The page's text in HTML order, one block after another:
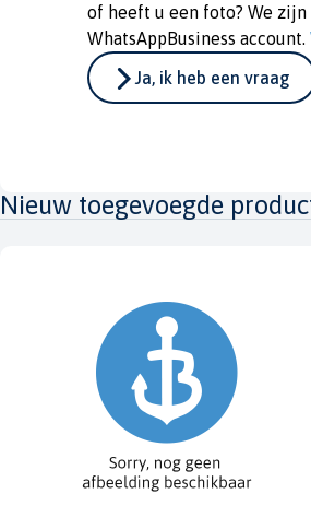
of heeft u een foto? We zijn
WhatsAppBusiness account.
Ja, ik heb een vraag
Nieuw toegevoegde